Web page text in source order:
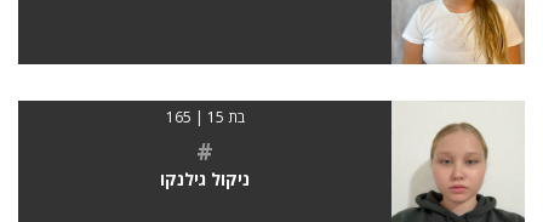
בת 15 | 165
#
ניקול גילנקו